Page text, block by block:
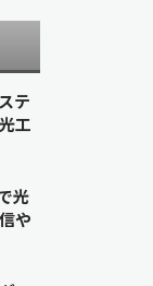
テ
工
光
や